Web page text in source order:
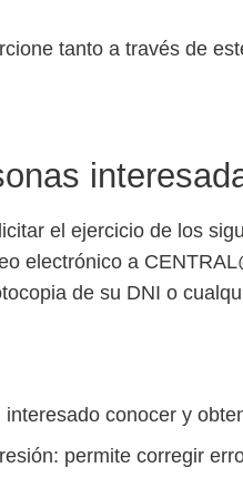
tanto a través de
el ejercicio de los
electrónico a
de su DNI o
conocer y
permite corregir